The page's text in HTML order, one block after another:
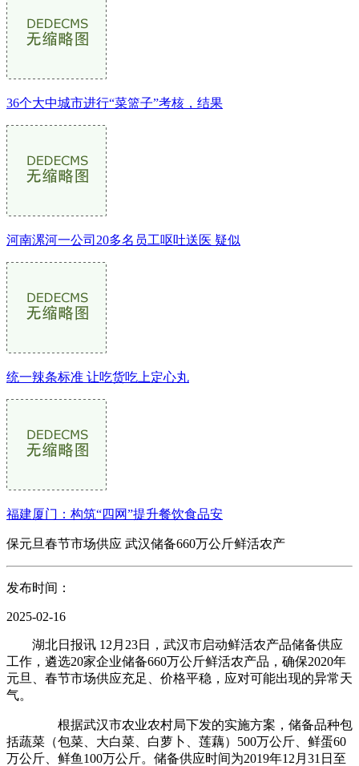
36个大中城市进行“菜篮子”考核，结果
河南漯河一公司20多名员工呕吐送医 疑似
统一辣条标准 让吃货吃上定心丸
福建厦门：构筑“四网”提升餐饮食品安
保元旦春节市场供应 武汉储备660万公斤鲜活农产
发布时间：
2025-02-16
湖北日报讯 12月23日，武汉市启动鲜活农产品储备供应
工作，遴选20家企业储备660万公斤鲜活农产品，确保2020年
元旦、春节市场供应充足、价格平稳，应对可能出现的异常天
气。
根据武汉市农业农村局下发的实施方案，储备品种包
括蔬菜（包菜、大白菜、白萝卜、莲藕）500万公斤、鲜蛋60
万公斤、鲜鱼100万公斤。储备供应时间为2019年12月31日至